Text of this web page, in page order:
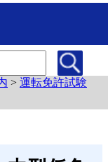
> 運転免許試験